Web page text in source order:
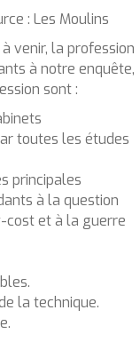
: Les Moulins
venir, la profession
à notre enquête,
sont :
toutes les études
principales
à la question
cost et à la guerre
la technique.